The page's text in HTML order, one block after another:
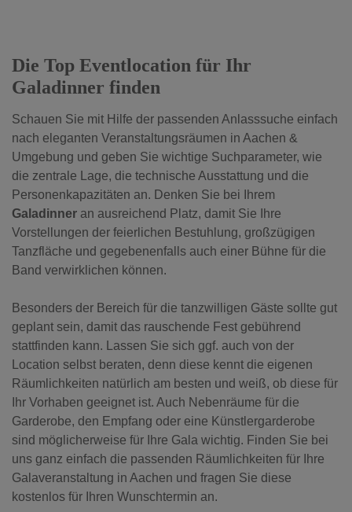
Die Top Eventlocation für Ihr
Galadinner finden
Schauen Sie mit Hilfe der passenden Anlasssuche einfach
nach eleganten Veranstaltungsräumen in Aachen &
Umgebung und geben Sie wichtige Suchparameter, wie
die zentrale Lage, die technische Ausstattung und die
Personenkapazitäten an. Denken Sie bei Ihrem
Galadinner an ausreichend Platz, damit Sie Ihre
Vorstellungen der feierlichen Bestuhlung, großzügigen
Tanzfläche und gegebenenfalls auch einer Bühne für die
Band verwirklichen können.
Besonders der Bereich für die tanzwilligen Gäste sollte gut
geplant sein, damit das rauschende Fest gebührend
stattfinden kann. Lassen Sie sich ggf. auch von der
Location selbst beraten, denn diese kennt die eigenen
Räumlichkeiten natürlich am besten und weiß, ob diese für
Ihr Vorhaben geeignet ist. Auch Nebenräume für die
Garderobe, den Empfang oder eine Künstlergarderobe
sind möglicherweise für Ihre Gala wichtig. Finden Sie bei
uns ganz einfach die passenden Räumlichkeiten für Ihre
Galaveranstaltung in Aachen und fragen Sie diese
kostenlos für Ihren Wunschtermin an.